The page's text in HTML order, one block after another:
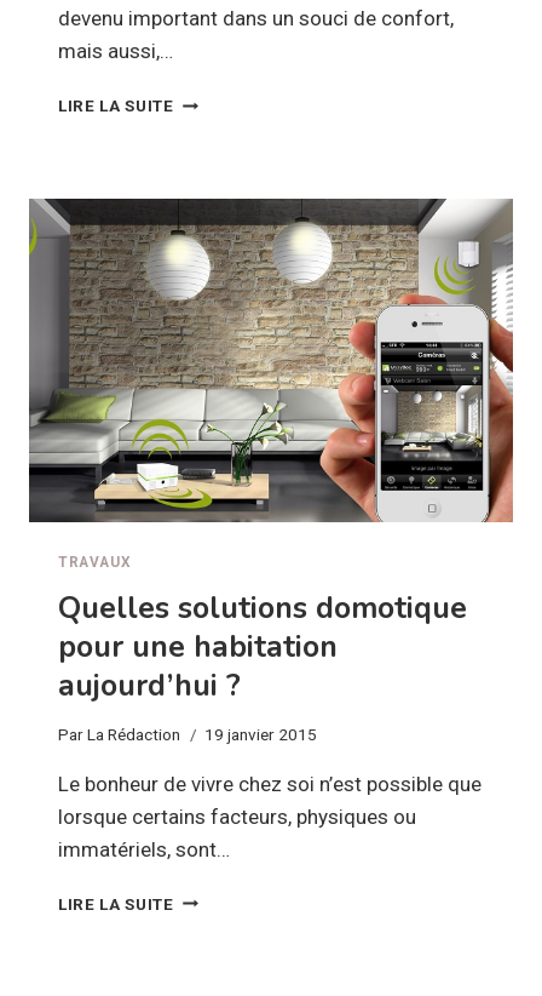
devenu important dans un souci de confort,
mais aussi,…
LIRE LA SUITEQUELS
L’ISOLATION
THERMIQUE
DE
LA
MAISON
?
TRAVAUX
Quelles solutions domotique
pour une habitation
aujourd’hui ?
ParLa Rédaction 19 janvier 2015
Le bonheur de vivre chez soi n’est possible que
lorsque certains facteurs, physiques ou
immatériels, sont…
LIRE LA SUITEQUELLES